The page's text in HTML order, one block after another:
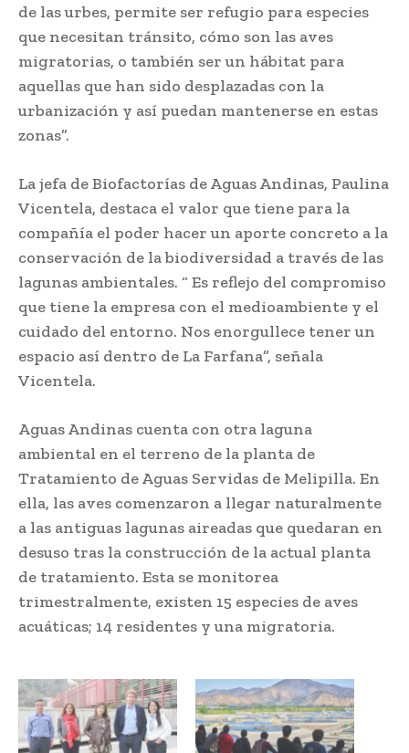
de las urbes, permite ser refugio para especies
que necesitan tránsito, cómo son las aves
migratorias, o también ser un hábitat para
aquellas que han sido desplazadas con la
urbanización y así puedan mantenerse en estas
zonas”.
La jefa de Biofactorías de Aguas Andinas, Paulina
Vicentela, destaca el valor que tiene para la
compañía el poder hacer un aporte concreto a la
conservación de la biodiversidad a través de las
lagunas ambientales. “ Es reflejo del compromiso
que tiene la empresa con el medioambiente y el
cuidado del entorno. Nos enorgullece tener un
espacio así dentro de La Farfana”, señala
Vicentela.
Aguas Andinas cuenta con otra laguna
ambiental en el terreno de la planta de
Tratamiento de Aguas Servidas de Melipilla. En
ella, las aves comenzaron a llegar naturalmente
a las antiguas lagunas aireadas que quedaran en
desuso tras la construcción de la actual planta
de tratamiento. Esta se monitorea
trimestralmente, existen 15 especies de aves
acuáticas; 14 residentes y una migratoria.